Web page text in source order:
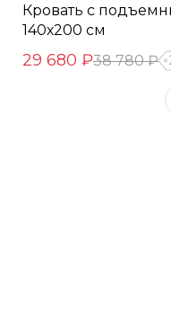
Кровать с
140х200 см
29 680 ₽38 780 ₽